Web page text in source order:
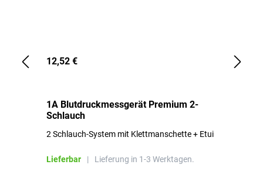
12,52 €
1A Blutdruckmessgerät Premium 2-
Schlauch
2 Schlauch-System mit Klettmanschette + Etui
Lieferbar | Lieferung in 1-3 Werktagen.